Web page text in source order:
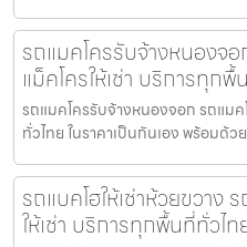
รถแมคโครรับจ้างหนองจ
แม็คโครให้เช่า บริการทุก
รถแมคโครรับจ้างหนองจอก รถแมค
ทั่วไทย ในราคาเป็นกันเอง พร้อมด้
รถแบคโฮให้เช่าห้วยขวาง
ให้เช่า บริการทุกพื้นที่ทั่วไ